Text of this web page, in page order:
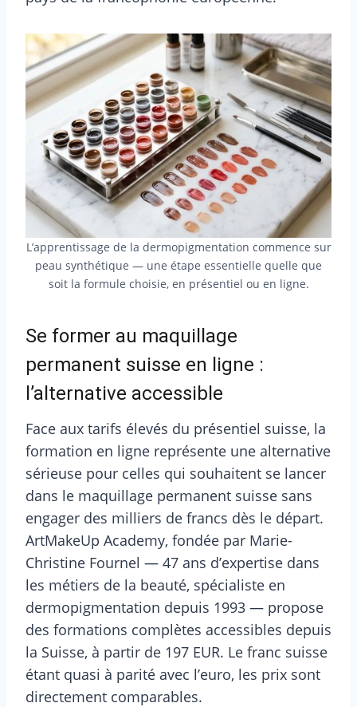
L’apprentissage de la dermopigmentation commence sur
peau synthétique — une étape essentielle quelle que
soit la formule choisie, en présentiel ou en ligne.
Se former au maquillage
permanent suisse en ligne :
l’alternative accessible
Face aux tarifs élevés du présentiel suisse, la
formation en ligne représente une alternative
sérieuse pour celles qui souhaitent se lancer
dans le maquillage permanent suisse sans
engager des milliers de francs dès le départ.
ArtMakeUp Academy, fondée par Marie-
Christine Fournel — 47 ans d’expertise dans
les métiers de la beauté, spécialiste en
dermopigmentation depuis 1993 — propose
des formations complètes accessibles depuis
la Suisse, à partir de 197 EUR. Le franc suisse
étant quasi à parité avec l’euro, les prix sont
directement comparables.